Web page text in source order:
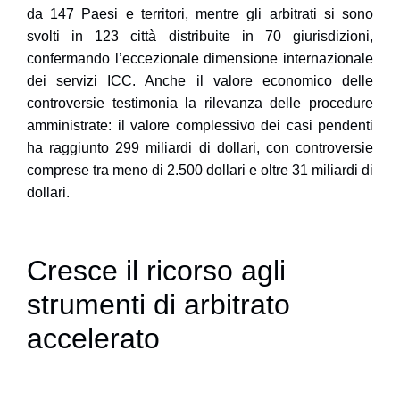
da 147 Paesi e territori, mentre gli arbitrati si sono
svolti in 123 città distribuite in 70 giurisdizioni,
confermando l’eccezionale dimensione internazionale
dei servizi ICC. Anche il valore economico delle
controversie testimonia la rilevanza delle procedure
amministrate: il valore complessivo dei casi pendenti
ha raggiunto 299 miliardi di dollari, con controversie
comprese tra meno di 2.500 dollari e oltre 31 miliardi di
dollari.
Cresce il ricorso agli
strumenti di arbitrato
accelerato